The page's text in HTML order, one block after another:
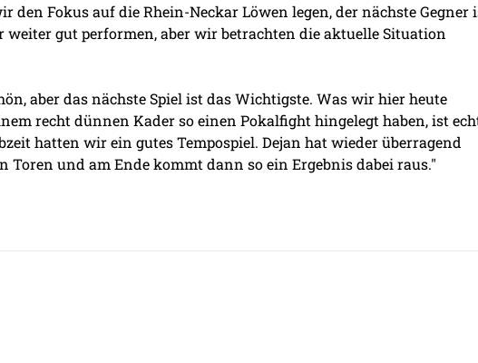
den Fokus auf die Rhein-Neckar Löwen legen, der nächste Gegner
gut performen, aber wir betrachten die aktuelle Situation
aber das nächste Spiel ist das Wichtigste. Was wir hier heute
recht dünnen Kader so einen Pokalfight hingelegt haben, ist
hatten wir ein gutes Tempospiel. Dejan hat wieder überragend
und am Ende kommt dann so ein Ergebnis dabei raus."